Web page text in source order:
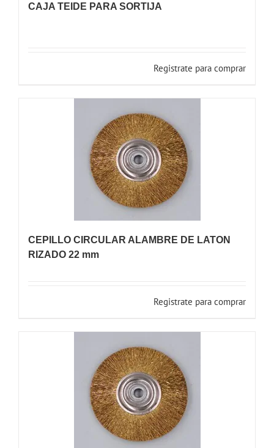
CAJA TEIDE PARA SORTIJA
Registrate para comprar
CEPILLO CIRCULAR ALAMBRE DE LATON
RIZADO 22 mm
Registrate para comprar